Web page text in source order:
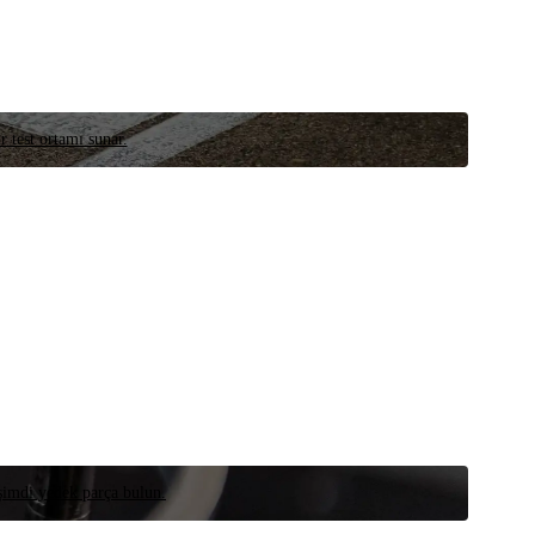
test ortamı sunar.
yedek parça bulun.